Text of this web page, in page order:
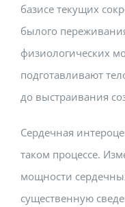
базисе текущих
былого
физиологических
подготавливают
до выстраивания
Сердечная
таком процессе.
мощности
существенную